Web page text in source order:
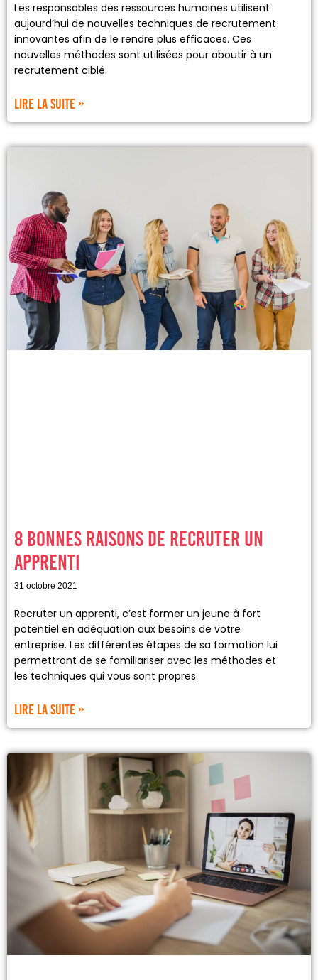
Les responsables des ressources humaines utilisent
aujourd’hui de nouvelles techniques de recrutement
innovantes afin de le rendre plus efficaces. Ces
nouvelles méthodes sont utilisées pour aboutir à un
recrutement ciblé.
Lire la suite »
8 bonnes raisons de recruter un
apprenti
31 octobre 2021
Recruter un apprenti, c’est former un jeune à fort
potentiel en adéquation aux besoins de votre
entreprise. Les différentes étapes de sa formation lui
permettront de se familiariser avec les méthodes et
les techniques qui vous sont propres.
Lire la suite »